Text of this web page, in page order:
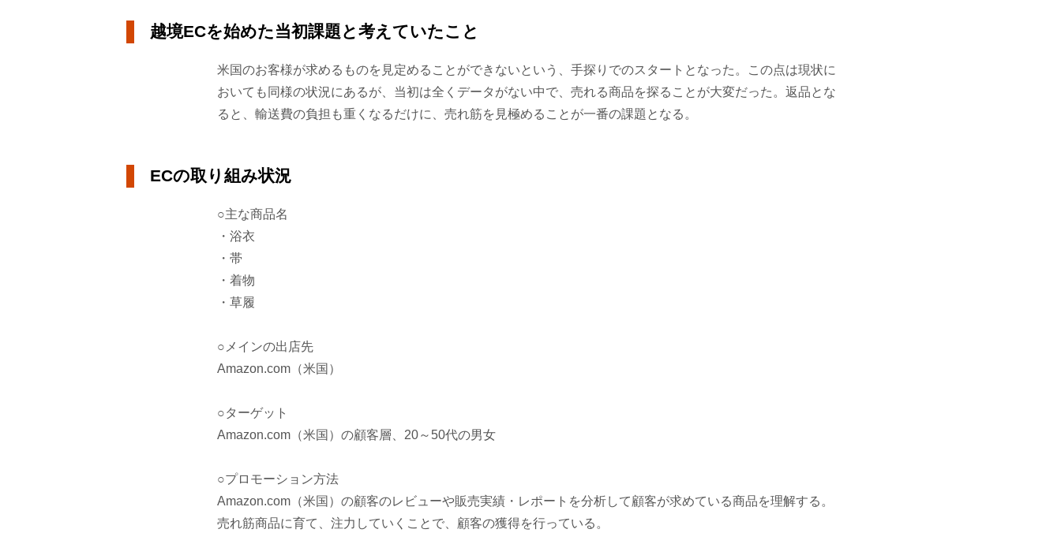
越境ECを始めた当初課題と考えていたこと
米国のお客様が求めるものを見定めることができないという、手探りでのスタートとなった。この点は現状に
おいても同様の状況にあるが、当初は全くデータがない中で、売れる商品を探ることが大変だった。返品とな
ると、輸送費の負担も重くなるだけに、売れ筋を見極めることが一番の課題となる。
ECの取り組み状況
○主な商品名
・浴衣
・帯
・着物
・草履
○メインの出店先
Amazon.com（米国）
○ターゲット
Amazon.com（米国）の顧客層、20～50代の男女
○プロモーション方法
Amazon.com（米国）の顧客のレビューや販売実績・レポートを分析して顧客が求めている商品を理解する。
売れ筋商品に育て、注力していくことで、顧客の獲得を行っている。